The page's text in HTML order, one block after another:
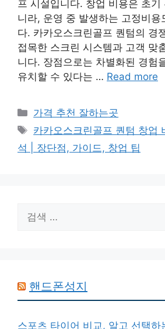
프 시설입니다. 창업 비용은 초
니라, 운영 중 발생하는 고정비용
다. 카카오스크린골프 퀀텀의 경
접목한 스크린 시스템과 고객 맞
니다. 장점으로는 차별화된 경험
유치할 수 있다는 … Read more
카
테
고
리
가격 추천 잘하는곳
태
그
카카오스크린골프 퀀텀 창업
석 | 장단점, 가이드, 창업 팁
색:
핸드폰성지
스포츠 타이어 비교, 알고 선택하